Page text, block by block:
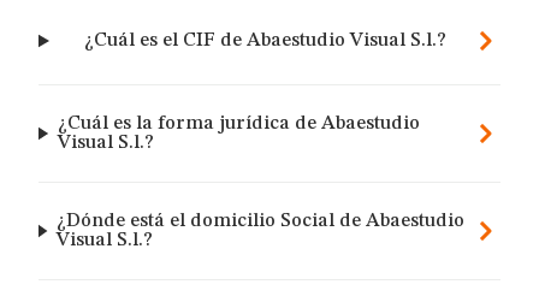
¿Cuál es el CIF de Abaestudio Visual S.l.?
¿Cuál es la forma jurídica de Abaestudio
Visual S.l.?
¿Dónde está el domicilio Social de Abaestudio
Visual S.l.?